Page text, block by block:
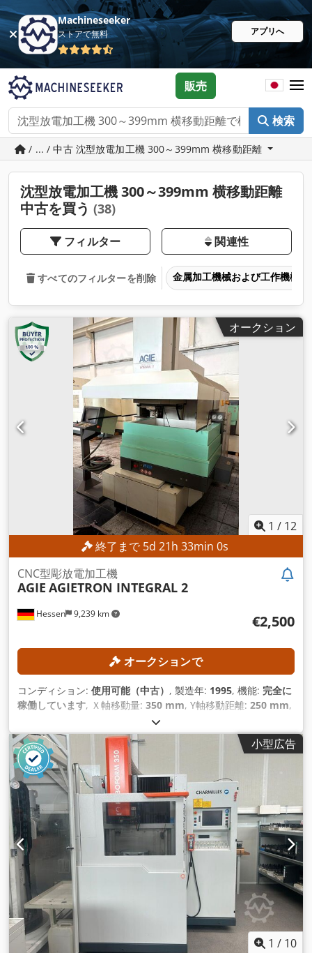
Machineseeker
ストアで無料 アプリへ
検索
販売
/ ... / 中古 沈型放電加工機 300～399mm 横移動距離
沈型放電加工機 300～399mm 横移動距離
中古を買う (38)
フィルター 関連性
すべてのフィルターを削除 金属加工機械および工作機械
オークション
1 / 12
終了まで5d 21h 32min 57s
Hessen 9,239 km
CNC型彫放電加工機
AGIE AGIETRON INTEGRAL 2
€2,500
オークションで
コンディション: 使用可能（中古） , 製造年: 1995, 機能: 完全に
稼働しています, Ｘ軸移動量: 350 mm, Y軸移動距離: 250 mm,
, ワーク重量（最大）:
ラム）, コントローラモデル:AGIEMATIC T,
小型広告
1 / 10